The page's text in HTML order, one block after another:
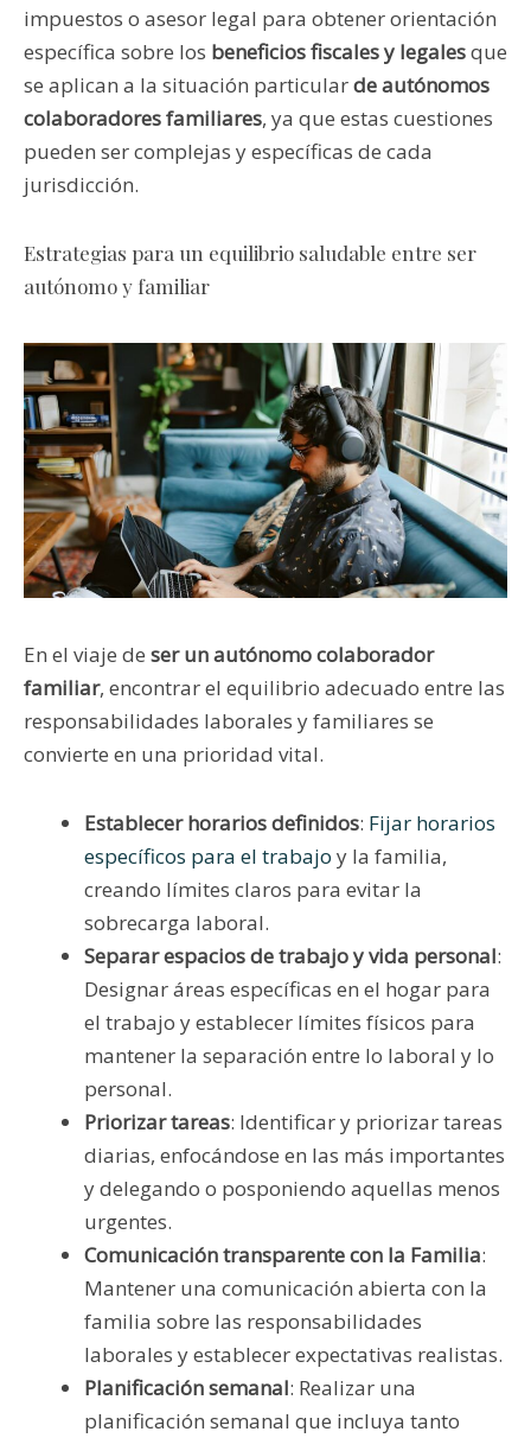
impuestos o asesor legal para obtener orientación
específica sobre los beneficios fiscales y legalesque
se aplican a la situación particularde autónomos
colaboradores familiares, ya que estas cuestiones
pueden ser complejas y específicas de cada
jurisdicción.
Estrategias para un equilibrio saludable entre ser
autónomo y familiar
En el viaje de ser un autónomo colaborador
familiar, encontrar el equilibrio adecuado entre las
responsabilidades laborales y familiares se
convierte en una prioridad vital.
Establecer horarios definidos: Fijar horarios
específicos para el trabajo y la familia,
creando límites claros para evitar la
sobrecarga laboral.
Separar espacios de trabajo y vida personal:
Designar áreas específicas en el hogar para
el trabajo y establecer límites físicos para
mantener la separación entre lo laboral y lo
personal.
Priorizar tareas: Identificar y priorizar tareas
diarias, enfocándose en las más importantes
y delegando o posponiendo aquellas menos
urgentes.
Comunicación transparente con la Familia:
Mantener una comunicación abierta con la
familia sobre las responsabilidades
laborales y establecer expectativas realistas.
Planificación semanal: Realizar una
planificación semanal que incluya tanto